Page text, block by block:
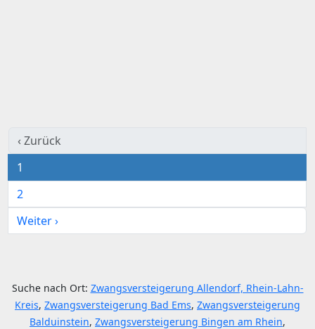
‹ Zurück
1
2
Weiter ›
Suche nach Ort: Zwangsversteigerung Allendorf, Rhein-Lahn-
Kreis, Zwangsversteigerung Bad Ems, Zwangsversteigerung
Balduinstein, Zwangsversteigerung Bingen am Rhein,